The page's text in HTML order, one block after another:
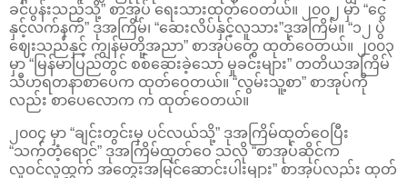
ခင်ပွန်းသည်သို့” စာအုပ် ရေးသားထုတ်ဝေတယ်။ ၂၀၀၂ မှာ “ငွေ
နှင့်လက်နက်” ဒုအကြိမ်၊ “ဆေးလိပ်နှင့်လူသား”ဒုအကြိမ်။ “၁၂ ပွဲ
ဈေးသည်နှင့် ကျွန်မတို့အညာ” စာအုပ်တွေ ထုတ်ဝေတယ်။ ၂၀၀၃
မှာ “မြန်မာပြည်တွင် စစ်ဆေးခဲ့သော မှုခင်းများ” တတိယအကြိမ်
သီဟရတနာစာပေက ထုတ်ဝေတယ်။ “လွမ်းသူ့စာ” စာအုပ်ကို
လည်း စာပေလောက က ထုတ်ဝေတယ်။
၂၀၀၄ မှာ “ချင်းတွင်းမှ ပင်လယ်သို့” ဒုအကြိမ်ထုတ်ဝေပြီး
“သက်တံ့ရောင်” ဒုအကြိမ်ထုတ်ဝေ သလို “စာအုပ်ဆိုင်က
လူဝင်လူထွက် အတွေးအမြင်ဆောင်းပါးများ” စာအုပ်လည်း ထုတ်